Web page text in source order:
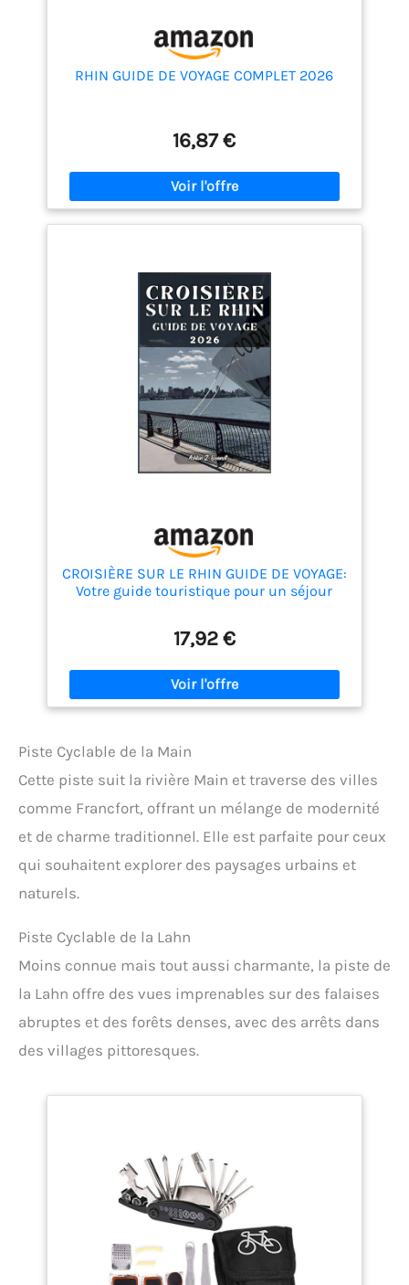
RHIN GUIDE DE VOYAGE COMPLET 2026
16,87 €
CROISIÈRE SUR LE RHIN GUIDE DE VOYAGE:
Votre guide touristique pour un séjour
17,92 €
Piste Cyclable de la Main
Cette piste suit la rivière Main et traverse des villes
comme Francfort, offrant un mélange de modernité
et de charme traditionnel. Elle est parfaite pour ceux
qui souhaitent explorer des paysages urbains et
naturels.
Piste Cyclable de la Lahn
Moins connue mais tout aussi charmante, la piste de
la Lahn offre des vues imprenables sur des falaises
abruptes et des forêts denses, avec des arrêts dans
des villages pittoresques.